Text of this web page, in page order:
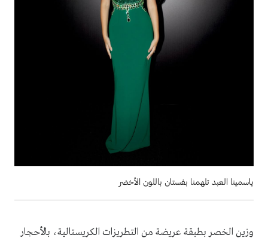
ياسمينا العبد تلهمنا بفستان باللون الأخضر
وزين الخصر بطبقة عريضة من التطريزات الكريستالية، بالأحجار